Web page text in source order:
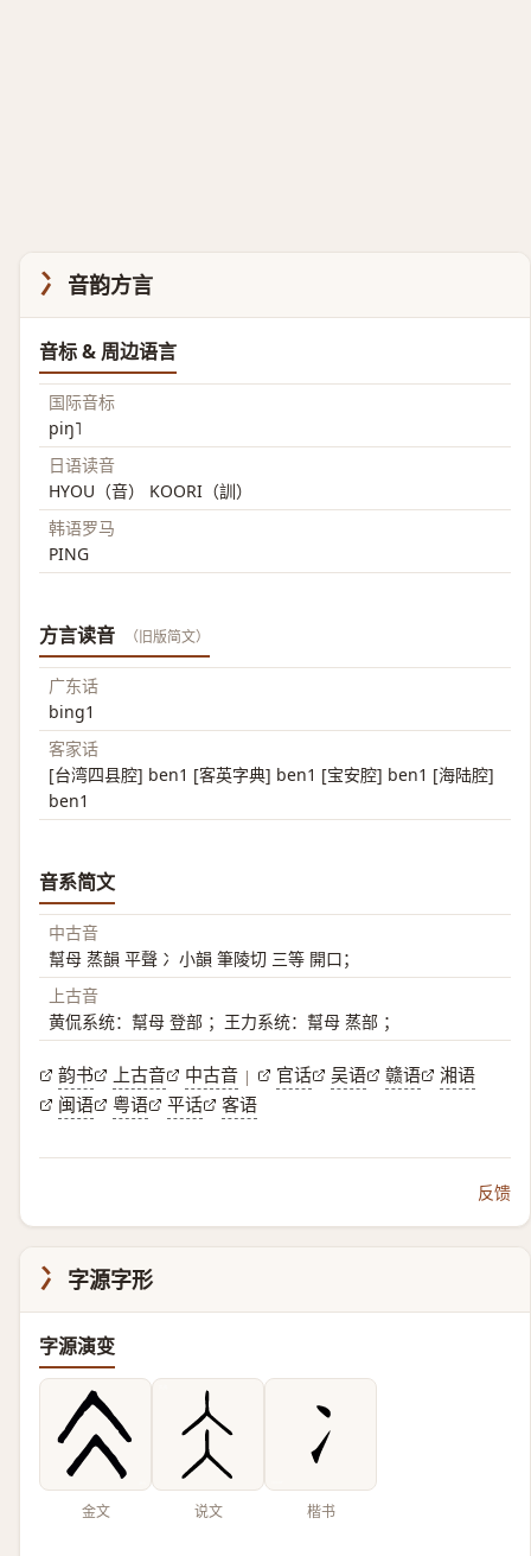
冫 音韵方言
音标 & 周边语言
国际音标
piŋ˥
日语读音
HYOU（音） KOORI（訓）
韩语罗马
PING
方言读音 （旧版简文）
广东话
bing1
客家话
[台湾四县腔] ben1 [客英字典] ben1 [宝安腔] ben1 [海陆腔]
ben1
音系简文
中古音
幫母 蒸韻 平聲 冫小韻 筆陵切 三等 開口；
上古音
黄侃系统：幫母 登部 ；王力系统：幫母 蒸部 ；
韵书 上古音 中古音 | 官话 吴语 赣语
湘语
闽语
粤语 平话 客语
反馈
冫 字源字形
字源演变
金文 说文 楷书